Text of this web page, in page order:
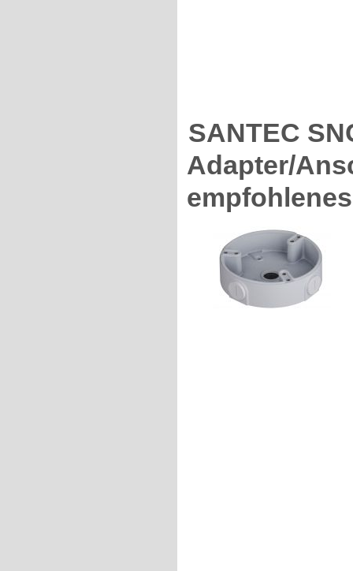
SANTEC
Adapter/